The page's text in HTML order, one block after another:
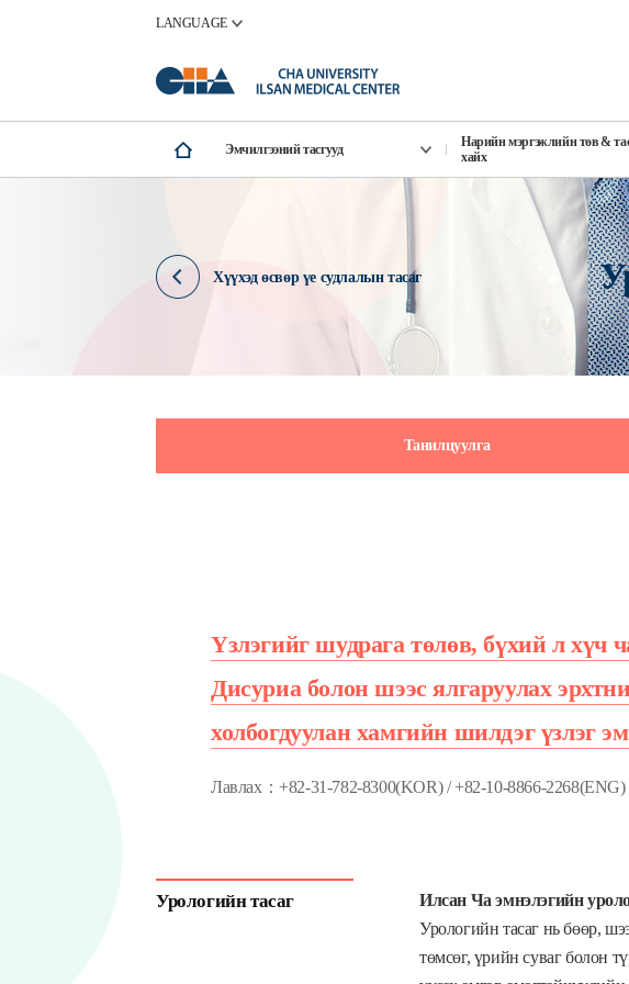
LANGUAGE
Эмчилгээний тасгууд
Нарийн мэргэжлийн төв &
хайх
Хүүхэд өсвөр үе судлалын тасаг
Танилцуулга
Үзлэгийг шудрага төлөв, бүхий л хүч
Дисуриа болон шээс ялгаруулах
холбогдуулан хамгийн шилдэг үзлэг
Лавлах：+82-31-782-8300(KOR) / +82-10-8866-2268(ENG)
Урологийн тасаг
Илсан Ча эмнэлэгийн
Урологийн тасаг нь бөөр,
төмсөг, үрийн суваг болон